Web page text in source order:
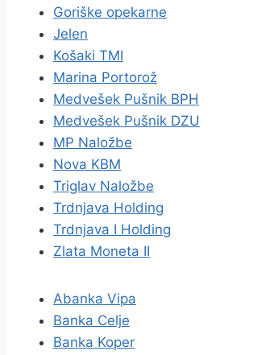
Goriške opekarne
Jelen
Košaki TMI
Marina Portorož
Medvešek Pušnik BPH
Medvešek Pušnik DZU
MP Naložbe
Nova KBM
Triglav Naložbe
Trdnjava Holding
Trdnjava I Holding
Zlata Moneta II
Abanka Vipa
Banka Celje
Banka Koper